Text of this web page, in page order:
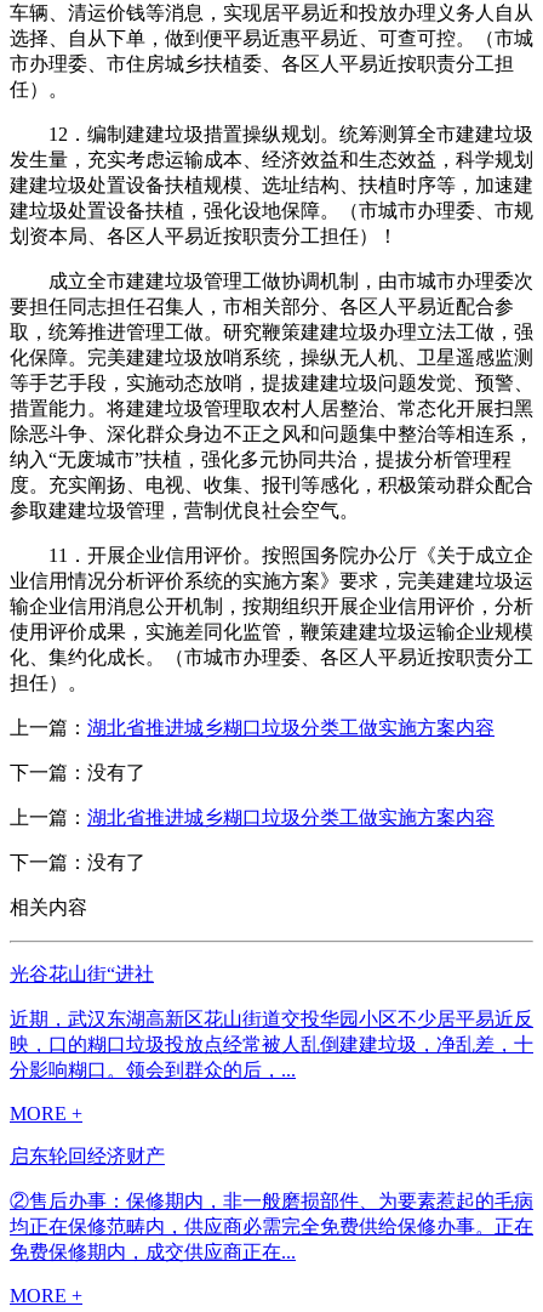
车辆、清运价钱等消息，实现居平易近和投放办理义务人自从
选择、自从下单，做到便平易近惠平易近、可查可控。（市城
市办理委、市住房城乡扶植委、各区人平易近按职责分工担
任）。
12．编制建建垃圾措置操纵规划。统筹测算全市建建垃圾
发生量，充实考虑运输成本、经济效益和生态效益，科学规划
建建垃圾处置设备扶植规模、选址结构、扶植时序等，加速建
建垃圾处置设备扶植，强化设地保障。（市城市办理委、市规
划资本局、各区人平易近按职责分工担任）！
成立全市建建垃圾管理工做协调机制，由市城市办理委次
要担任同志担任召集人，市相关部分、各区人平易近配合参
取，统筹推进管理工做。研究鞭策建建垃圾办理立法工做，强
化保障。完美建建垃圾放哨系统，操纵无人机、卫星遥感监测
等手艺手段，实施动态放哨，提拔建建垃圾问题发觉、预警、
措置能力。将建建垃圾管理取农村人居整治、常态化开展扫黑
除恶斗争、深化群众身边不正之风和问题集中整治等相连系，
纳入“无废城市”扶植，强化多元协同共治，提拔分析管理程
度。充实阐扬、电视、收集、报刊等感化，积极策动群众配合
参取建建垃圾管理，营制优良社会空气。
11．开展企业信用评价。按照国务院办公厅《关于成立企
业信用情况分析评价系统的实施方案》要求，完美建建垃圾运
输企业信用消息公开机制，按期组织开展企业信用评价，分析
使用评价成果，实施差同化监管，鞭策建建垃圾运输企业规模
化、集约化成长。（市城市办理委、各区人平易近按职责分工
担任）。
上一篇： 湖北省推进城乡糊口垃圾分类工做实施方案内容
下一篇：没有了
上一篇： 湖北省推进城乡糊口垃圾分类工做实施方案内容
下一篇：没有了
相关内容
光谷花山街“进社
近期，武汉东湖高新区花山街道交投华园小区不少居平易近反
映，口的糊口垃圾投放点经常被人乱倒建建垃圾，净乱差，十
分影响糊口。领会到群众的后，...
MORE +
启东轮回经济财产
②售后办事：保修期内，非一般磨损部件、为要素惹起的毛病
均正在保修范畴内，供应商必需完全免费供给保修办事。正在
免费保修期内，成交供应商正在...
MORE +